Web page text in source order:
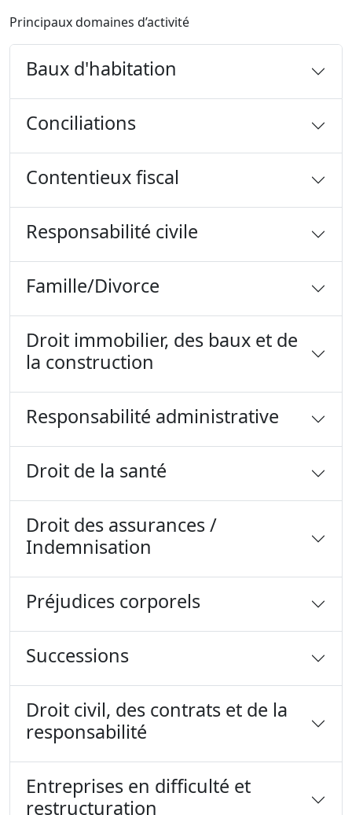
Principaux domaines d’activité
Baux d'habitation
Conciliations
Contentieux fiscal
Responsabilité civile
Famille/Divorce
Droit immobilier, des baux et de
la construction
Responsabilité administrative
Droit de la santé
Droit des assurances /
Indemnisation
Préjudices corporels
Successions
Droit civil, des contrats et de la
responsabilité
Entreprises en difficulté et
restructuration